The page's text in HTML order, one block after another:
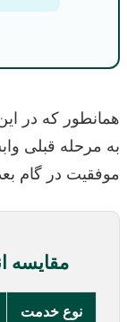
همانطور که در
به مرحله قبلی
موفقیت در گام
مقایسه
نوع خدمت